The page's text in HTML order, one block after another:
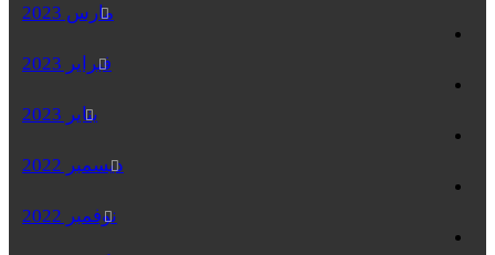
مارس 2023
فبراير 2023
يناير 2023
ديسمبر 2022
نوفمبر 2022